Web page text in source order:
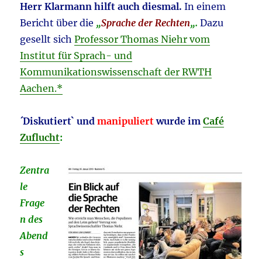
Herr Klarmann hilft auch diesmal. In einem
Bericht über die „Sprache der Rechten„. Dazu
gesellt sichProfessor Thomas Niehr vom
Institut für Sprach- und
Kommunikationswissenschaft der RWTH
Aachen.*
´Diskutiert` undmanipuliertwurde imCafé
Zuflucht:
Zentra
le
Frage
n des
Abend
s